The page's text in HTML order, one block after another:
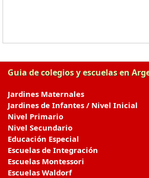
Guia de colegios y escuelas en
Jardines Maternales
Jardines de Infantes / Nivel Inicial
Nivel Primario
Nivel Secundario
Educación Especial
Escuelas de Integración
Escuelas Montessori
Escuelas Waldorf